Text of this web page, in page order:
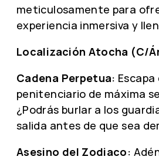
meticulosamente para
experiencia inmersiva y
Localización Atocha (C/
Cadena Perpetua:
penitenciario de máxima
¿Podrás burlar a los
salida antes de que sea
Asesino del Zodiaco: